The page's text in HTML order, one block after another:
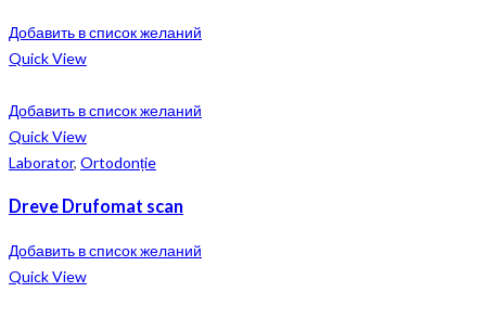
Добавить в список желаний
Quick View
Добавить в список желаний
Quick View
Laborator, Ortodonție
Dreve Drufomat scan
Добавить в список желаний
Quick View